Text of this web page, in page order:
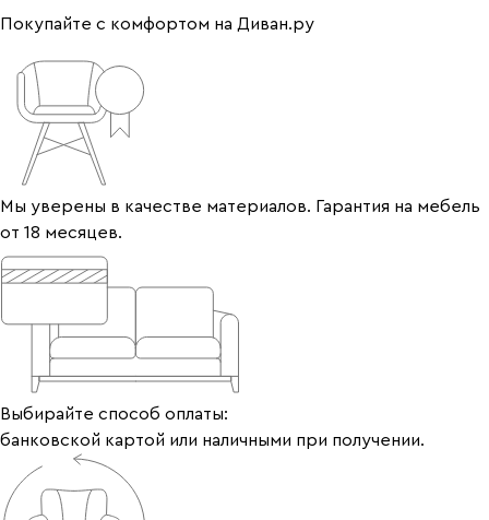
Покупайте с комфортом на Диван.ру
Мы уверены в качестве материалов. Гарантия на мебель
от 18 месяцев.
Выбирайте способ оплаты:
банковской картой или наличными при получении.